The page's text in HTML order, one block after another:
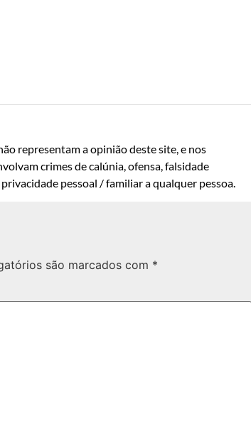
representam a opinião deste site, e nos
crimes de calúnia, ofensa, falsidade
pessoal / familiar a qualquer pessoa.
são marcados com *